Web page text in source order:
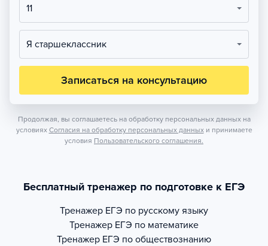
11
Я старшеклассник
Записаться на консультацию
Продолжая, вы соглашаетесь на обработку персональных данных на
условиях Согласия на обработку персональных данных и принимаете
условия Пользовательского соглашения.
Бесплатный тренажер по подготовке к ЕГЭ
Тренажер ЕГЭ по русскому языку
Тренажер ЕГЭ по математике
Тренажер ЕГЭ по обществознанию